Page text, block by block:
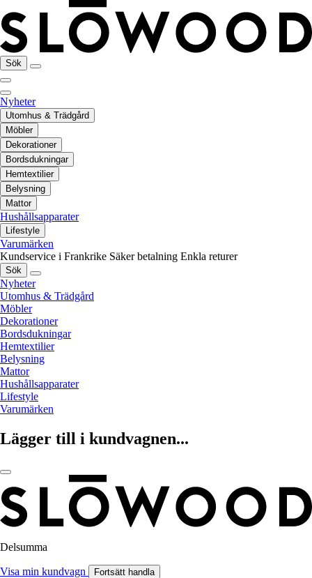
Sök
Nyheter
Utomhus & Trädgård
Möbler
Dekorationer
Bordsdukningar
Hemtextilier
Belysning
Mattor
Hushållsapparater
Lifestyle
Varumärken
Kundservice i Frankrike Säker betalning Enkla returer
Sök
Nyheter
Utomhus & Trädgård
Möbler
Dekorationer
Bordsdukningar
Hemtextilier
Belysning
Mattor
Hushållsapparater
Lifestyle
Varumärken
Lägger till i kundvagnen...
Delsumma
Visa min kundvagn Fortsätt handla